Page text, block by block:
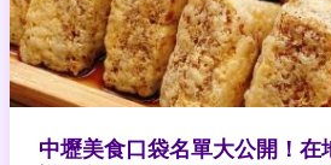
中壢美食口袋名單大公開！在